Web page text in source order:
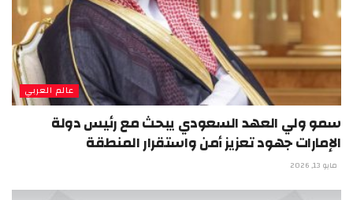
عالم العربي
سمو ولي العهد السعودي يبحث مع رئيس دولة
الإمارات جهود تعزيز أمن واستقرار المنطقة
مايو 13, 2026